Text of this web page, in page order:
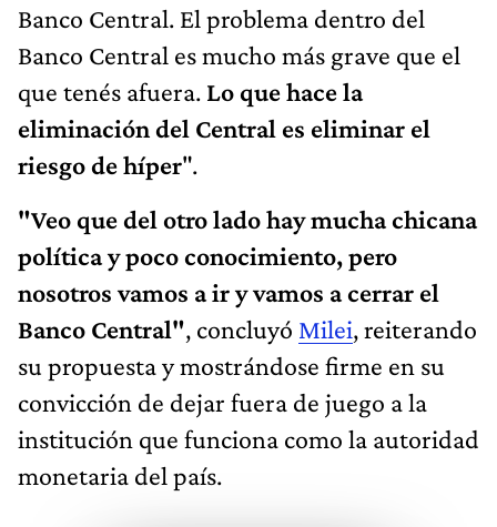
Banco Central. El problema dentro del
Banco Central es mucho más grave que el
que tenés afuera. Lo que hace la
eliminación del Central es eliminar el
riesgo de híper".
"Veo que del otro lado hay mucha chicana
política y poco conocimiento, pero
nosotros vamos a ir y vamos a cerrar el
Banco Central", concluyó Milei, reiterando
su propuesta y mostrándose firme en su
convicción de dejar fuera de juego a la
institución que funciona como la autoridad
monetaria del país.